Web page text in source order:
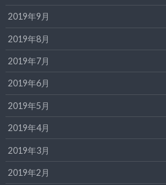
2019年9月
2019年8月
2019年7月
2019年6月
2019年5月
2019年4月
2019年3月
2019年2月